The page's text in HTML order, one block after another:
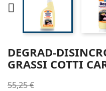

DEGRAD-
GRASSI COTTI
55,25 €